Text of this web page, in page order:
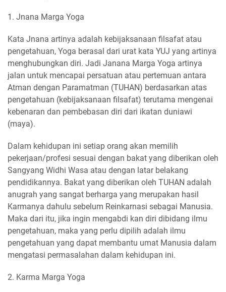
1. Jnana Marga Yoga
Kata Jnana artinya adalah kebijaksanaan filsafat atau
pengetahuan, Yoga berasal dari urat kata YUJ yang artinya
menghubungkan diri. Jadi Janana Marga Yoga artinya
jalan untuk mencapai persatuan atau pertemuan antara
Atman dengan Paramatman (TUHAN) berdasarkan atas
pengetahuan (kebijaksanaan filsafat) terutama mengenai
kebenaran dan pembebasan diri dari ikatan duniawi
(maya).
Dalam kehidupan ini setiap orang akan memilih
pekerjaan/profesi sesuai dengan bakat yang diberikan oleh
Sangyang Widhi Wasa atau dengan latar belakang
pendidikannya. Bakat yang diberikan oleh TUHAN adalah
anugrah yang sangat berharga yang merupakan hasil
Karmanya dahulu sebelum Reinkarnasi sebagai Manusia.
Maka dari itu, jika ingin mengabdi kan diri dibidang ilmu
pengetahuan, maka yang perlu dipilih adalah ilmu
pengetahuan yang dapat membantu umat Manusia dalam
mengatasi permasalahan dalam kehidupan ini.
2. Karma Marga Yoga